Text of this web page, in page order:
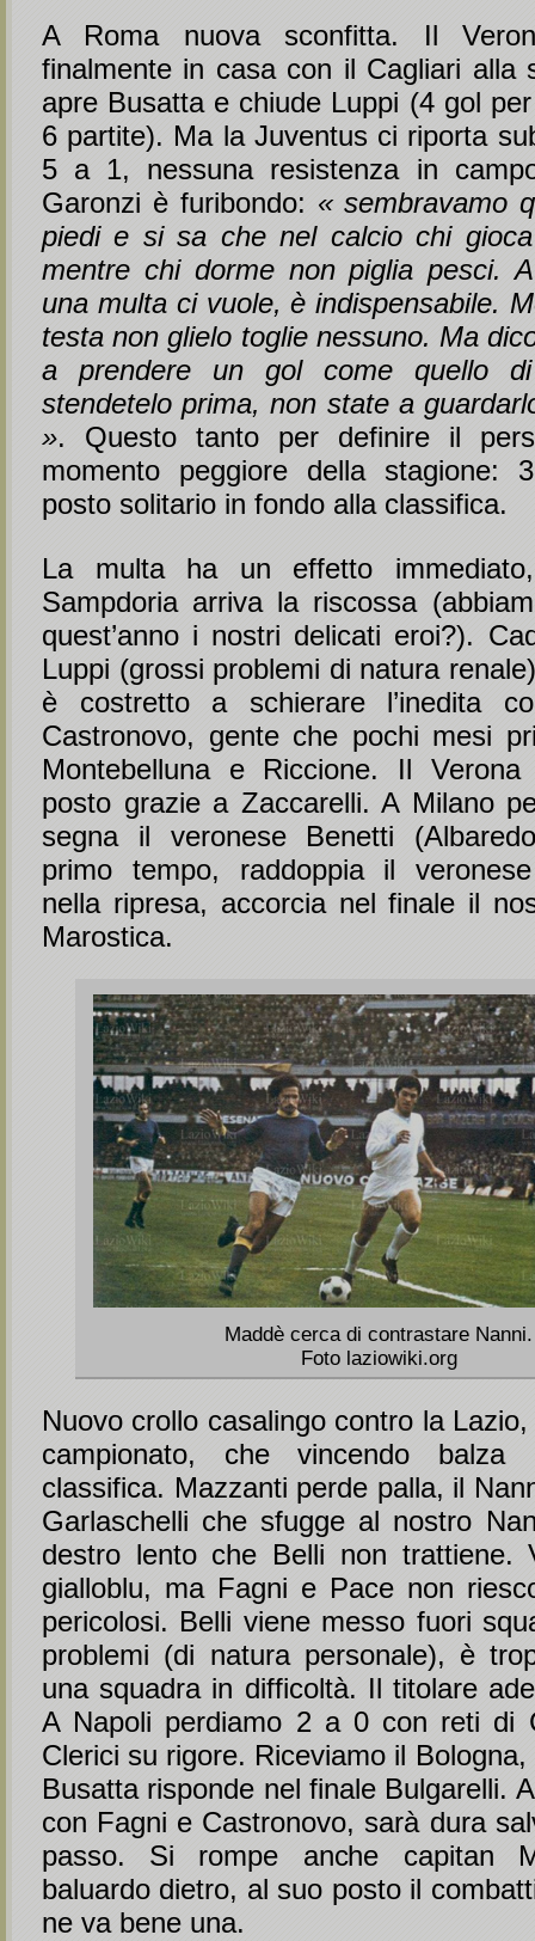
A Roma nuova sconfitta. Il
finalmente in casa con il Cagliari alla
apre Busatta e chiude Luppi (4 gol
6 partite). Ma la Juventus ci riporta
5 a 1, nessuna resistenza in
Garonzi è furibondo: « sembravamo
piedi e si sa che nel calcio chi
mentre chi dorme non piglia pesci.
una multa ci vuole, è indispensabile.
testa non glielo toglie nessuno. Ma
a prendere un gol come quello
stendetelo prima, non state a
». Questo tanto per definire il
momento peggiore della stagione:
posto solitario in fondo alla classifica.
La multa ha un effetto
Sampdoria arriva la riscossa
quest’anno i nostri delicati eroi?).
Luppi (grossi problemi di natura
è costretto a schierare l’inedita
Castronovo, gente che pochi mesi
Montebelluna e Riccione. Il Verona
posto grazie a Zaccarelli. A Milano
segna il veronese Benetti
primo tempo, raddoppia il
nella ripresa, accorcia nel finale il
Marostica.
Maddè cerca di contrastare Nanni.
Foto laziowiki.org
Nuovo crollo casalingo contro la
campionato, che vincendo
classifica. Mazzanti perde palla, il
Garlaschelli che sfugge al nostro
destro lento che Belli non trattiene.
gialloblu, ma Fagni e Pace non
pericolosi. Belli viene messo fuori
problemi (di natura personale), è
una squadra in difficoltà. Il titolare
A Napoli perdiamo 2 a 0 con reti di
Clerici su rigore. Riceviamo il
Busatta risponde nel finale Bulgarelli.
con Fagni e Castronovo, sarà dura
passo. Si rompe anche capitan
baluardo dietro, al suo posto il
ne va bene una.